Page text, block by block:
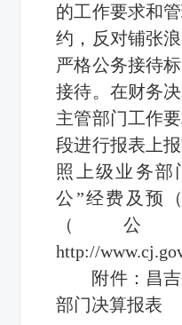
的工作要求和
约，反对铺张
严格公务接待
接待。在财务
主管部门工作
段进行报表上
照上级业务部
公”经费及预
（公
http://
附件： 昌
部门决算报表